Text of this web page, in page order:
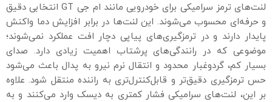
لنت‌های ترمز سرامیکی برای خودرویی مانند ام جی GT انتخابی دقیق
و حرفه‌ای محسوب می‌شوند. این لنت‌ها در برابر افزایش دما واکنش
پایدار دارند و در ترمزگیری‌های پیاپی دچار افت عملکرد نمی‌شوند؛
موضوعی که در رانندگی‌های پرشتاب اهمیت زیادی دارد. صدای
بسیار کم، گردوغبار محدود و انتقال نرم نیرو به پدال باعث می‌شود
حس ترمزگیری دقیق‌تر و قابل‌کنترل‌تری به راننده منتقل شود. علاوه
بر این، لنت‌های سرامیکی فشار کمتری به دیسک وارد می‌کنند و به